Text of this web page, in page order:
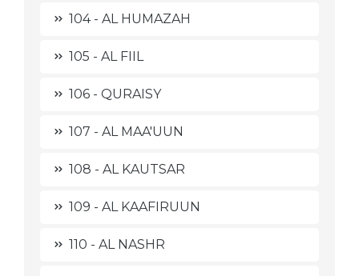
104 - AL HUMAZAH
105 - AL FIIL
106 - QURAISY
107 - AL MAA'UUN
108 - AL KAUTSAR
109 - AL KAAFIRUUN
110 - AL NASHR